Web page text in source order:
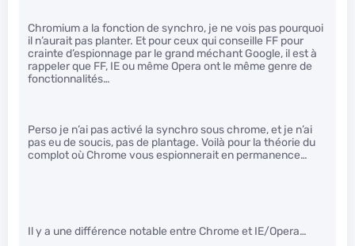
Chromium a la fonction de synchro, je ne vois pas pourquoi
il n’aurait pas planter. Et pour ceux qui conseille FF pour
crainte d’espionnage par le grand méchant Google, il est à
rappeler que FF, IE ou même Opera ont le même genre de
fonctionnalités…
Perso je n’ai pas activé la synchro sous chrome, et je n’ai
pas eu de soucis, pas de plantage. Voilà pour la théorie du
complot où Chrome vous espionnerait en permanence…
Il y a une différence notable entre Chrome et IE/Opera…